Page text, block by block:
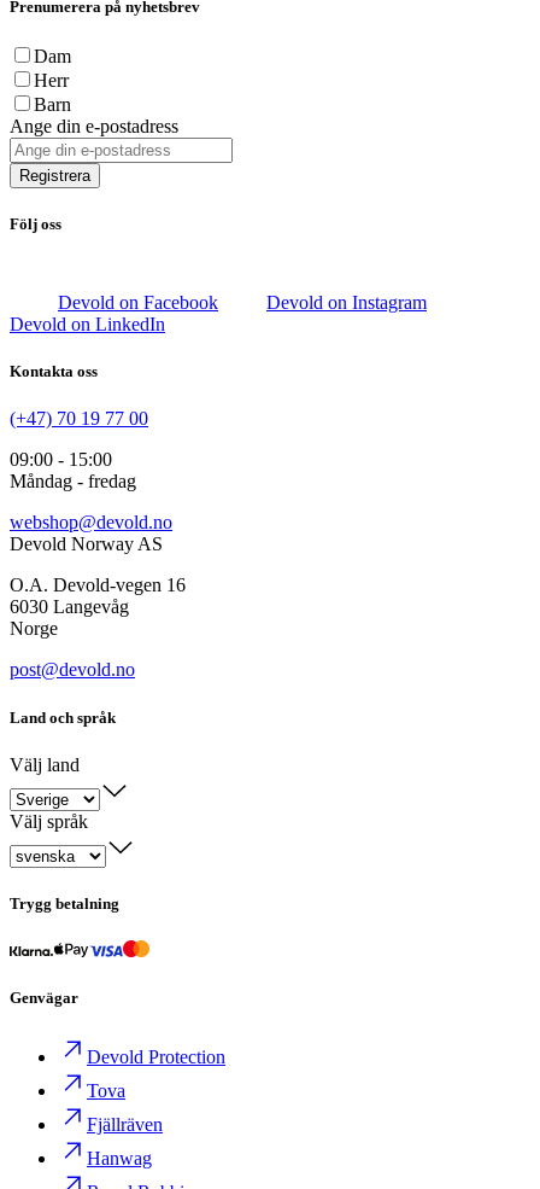
Prenumerera på nyhetsbrev
Dam
Herr
Barn
Ange din e-postadress
Registrera
Följ oss
Devold on Facebook
Devold on Instagram
Devold on LinkedIn
Kontakta oss
(+47) 70 19 77 00
09:00 - 15:00
Måndag - fredag
webshop@devold.no
Devold Norway AS
O.A. Devold-vegen 16
6030 Langevåg
Norge
post@devold.no
Land och språk
Välj land
Välj språk
Trygg betalning
Genvägar
Devold Protection
Tova
Fjällräven
Hanwag